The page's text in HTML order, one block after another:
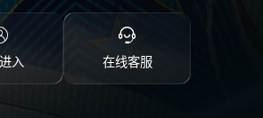
入 在线客服